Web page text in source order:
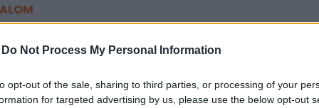
Do Not Process My Personal Information
opt-out of the sale, sharing to third parties, or processing of your
for targeted advertising by us, please use the below opt-out
a dunaújvárosi vasmű: